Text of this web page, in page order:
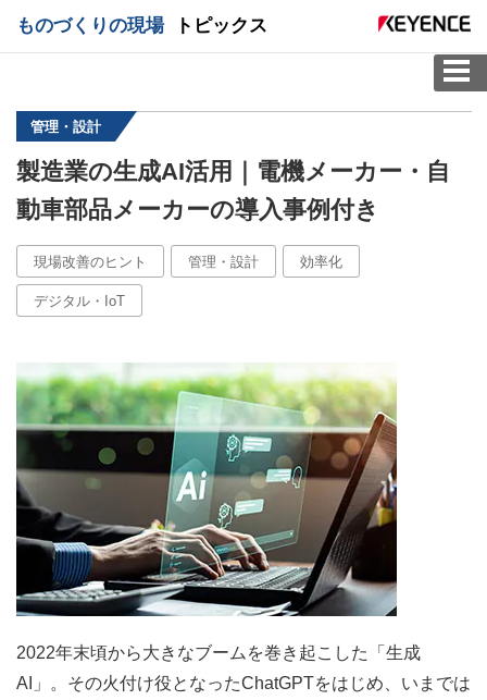
ものづくりの現場 トピックス
管理・設計
製造業の生成AI活用｜電機メーカー・自
動車部品メーカーの導入事例付き
現場改善のヒント 管理・設計 効率化
デジタル・IoT
2022年末頃から大きなブームを巻き起こした「生成
AI」。その火付け役となったChatGPTをはじめ、いまでは